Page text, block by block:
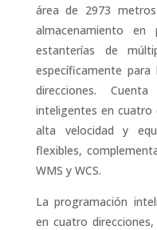
área de 2973
almacenamiento
estanterías de
específicamente
direcciones.
inteligentes en cuatro
alta velocidad y
flexibles,
WMS y WCS.
La programación
en cuatro